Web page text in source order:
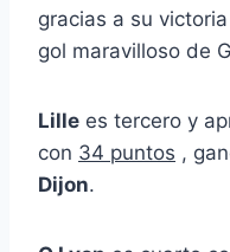
gracias a su
gol maravilloso de
Lille es tercero y
con 34 puntos ,
Dijon.